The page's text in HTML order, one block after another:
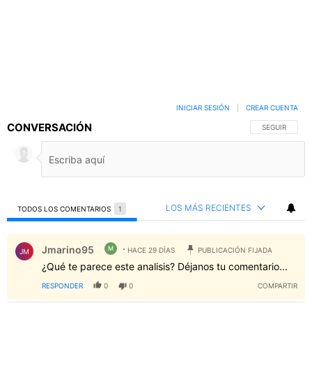
CONVERSACIÓN SIGA ESTA
SEGUIR
INICIAR SESIÓN CREAR CUENTA
TODOS LOS COMENTARIOS 1 LOS MÁS RECIENTES
Todos los comentarios
Comentario de Jmarino95.
JM Jmarino95 M HACE 29 DÍAS PUBLICACIÓN FIJADA
¿Qué te parece este analisis? Déjanos tu comentario...
RESPONDER 0 0 COMPARTIR